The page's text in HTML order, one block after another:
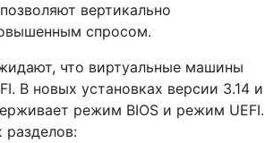
вертикально
спросом.
что виртуальные машины
В новых установках версии 3.14 и
режим BIOS и режим UEFI.
разделов: